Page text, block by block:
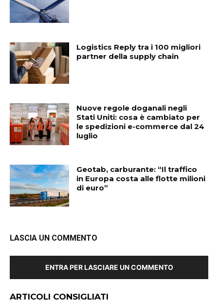
Logistics Reply tra i 100 migliori
partner della supply chain
Nuove regole doganali negli
Stati Uniti: cosa è cambiato per
le spedizioni e-commerce dal 24
luglio
Geotab, carburante: “Il traffico
in Europa costa alle flotte milioni
di euro”
LASCIA UN COMMENTO
ENTRA PER LASCIARE UN COMMENTO
ARTICOLI CONSIGLIATI